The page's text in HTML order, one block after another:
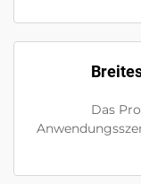
Das